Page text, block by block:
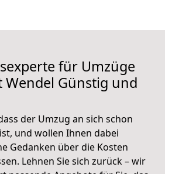
für Umzüge
Wendel Günstig und
der Umzug an sich schon
und wollen Ihnen dabei
Gedanken über die Kosten
Lehnen Sie sich zurück – wir